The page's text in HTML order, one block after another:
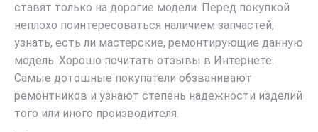
ставят только на дорогие модели. Перед покупкой
неплохо поинтересоваться наличием запчастей,
узнать, есть ли мастерские, ремонтирующие данную
модель. Хорошо почитать отзывы в Интернете.
Самые дотошные покупатели обзванивают
ремонтников и узнают степень надежности изделий
того или иного производителя.